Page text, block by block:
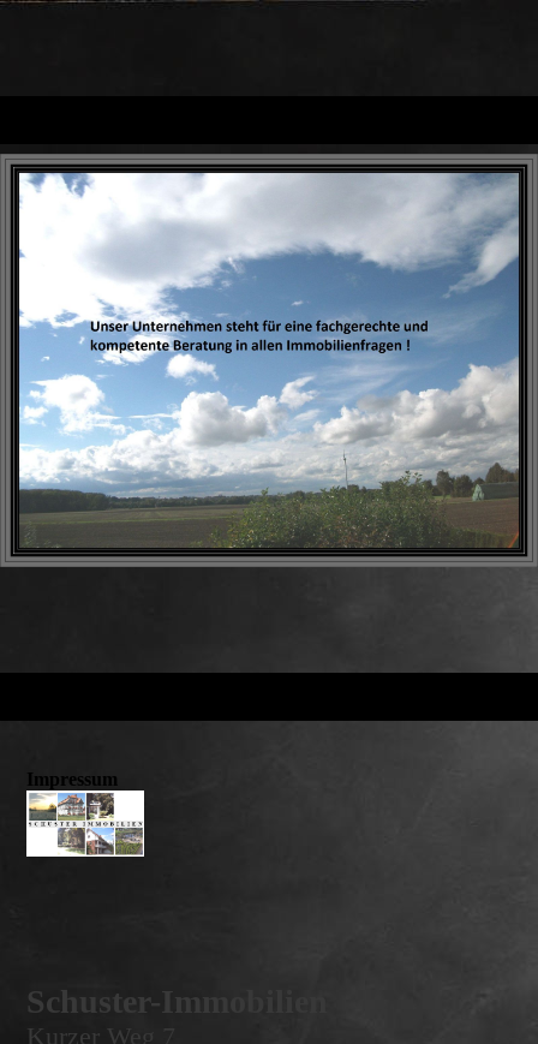
Impressum
Schuster-Immobilien
Kurzer Weg 7